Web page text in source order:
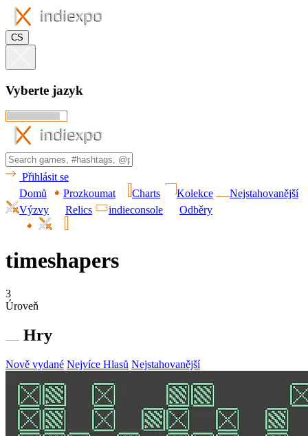
CS
Vyberte jazyk
Přihlásit se
Domů
Prozkoumat Charts Kolekce
Nejstahovanější
Výzvy
Relics indieconsole Odběry
timeshapers
3
Úroveň
Hry
Nově vydané Nejvíce Hlasů Nejstahovanější